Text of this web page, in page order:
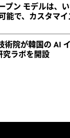
プン モデルは、
能で、カスタマ
術院が韓国の AI
究ラボを開設